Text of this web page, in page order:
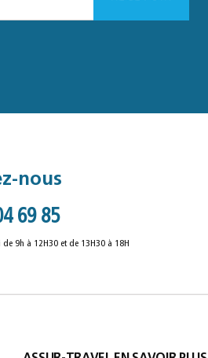
nous
69 85
9h à 12H30 et de 13H30 à 18H